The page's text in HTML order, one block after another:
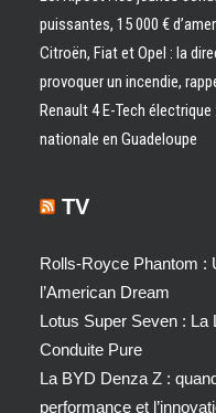
puissantes, 15 000 €
Citroën, Fiat et Opel : la
provoquer un incendie,
Renault 4 E-Tech
nationale en Guadeloupe
TV
Rolls-Royce Phantom :
l’American Dream
Lotus Super Seven : La
Conduite Pure
La BYD Denza Z :
performance et